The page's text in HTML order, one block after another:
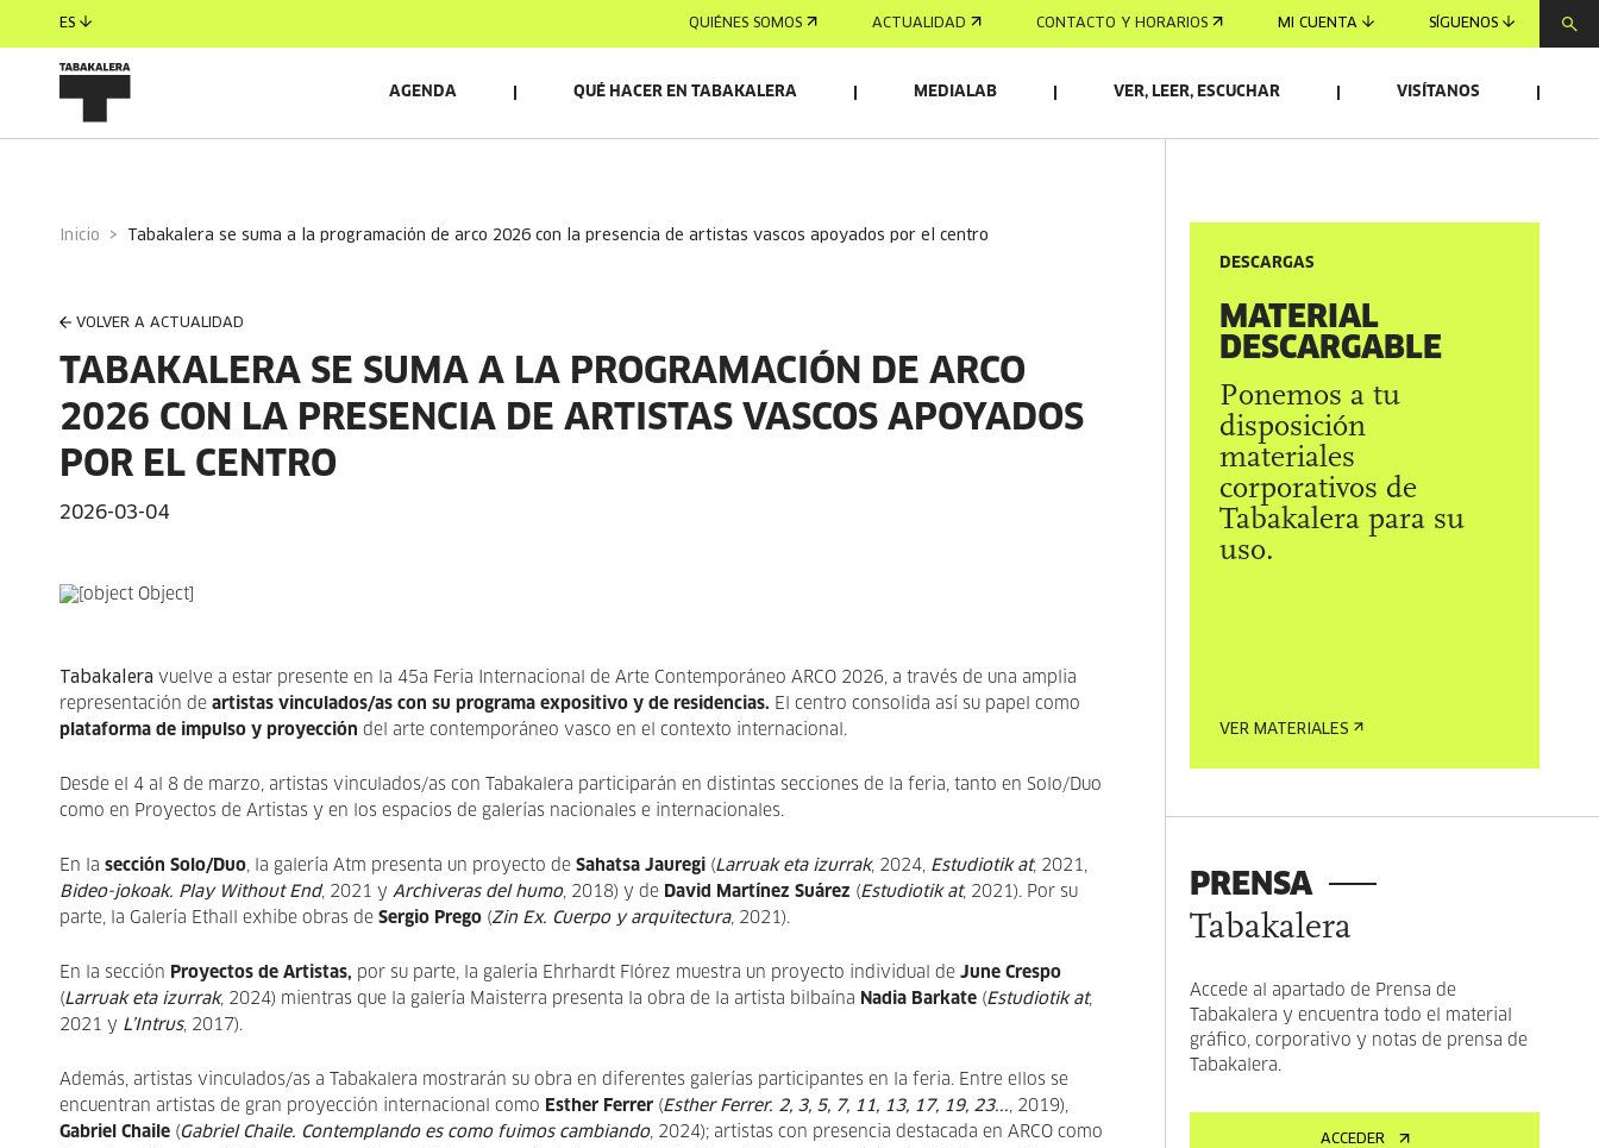
ES QUIÉNES SOMOS ACTUALIDAD CONTACTO Y HORARIOS MI CUENTA SÍGUENOS
AGENDA QUÉ HACER EN TABAKALERA MEDIALAB VER, LEER, ESCUCHAR VISÍTANOS
Inicio tabakalera se suma a la programación de arco 2026 con la presencia de artistas vascos apoyados por el centro
VOLVER A ACTUALIDAD
TABAKALERA SE SUMA A LA PROGRAMACIÓN DE ARCO
2026 CON LA PRESENCIA DE ARTISTAS VASCOS APOYADOS
POR EL CENTRO
2026-03-04
Tabakalera vuelve a estar presente en la 45a Feria Internacional de Arte Contemporáneo ARCO 2026, a través de una amplia
representación de artistas vinculados/as con su programa expositivo y de residencias. El centro consolida así su papel como
plataforma de impulso y proyección del arte contemporáneo vasco en el contexto internacional.
Desde el 4 al 8 de marzo, artistas vinculados/as con Tabakalera participarán en distintas secciones de la feria, tanto en Solo/Duo
como en Proyectos de Artistas y en los espacios de galerías nacionales e internacionales.
En la sección Solo/Duo, la galería Atm presenta un proyecto de Sahatsa Jauregi (Larruak eta izurrak, 2024, Estudiotik at, 2021,
Bideo-jokoak. Play Without End, 2021 y Archiveras del humo, 2018) y de David Martínez Suárez (Estudiotik at, 2021). Por su
parte, la Galería Ethall exhibe obras de Sergio Prego (Zin Ex. Cuerpo y arquitectura, 2021).
En la sección Proyectos de Artistas, por su parte, la galería Ehrhardt Flórez muestra un proyecto individual de June Crespo
(Larruak eta izurrak, 2024) mientras que la galería Maisterra presenta la obra de la artista bilbaína Nadia Barkate (Estudiotik at,
2021 y L’Intrus, 2017).
Además, artistas vinculados/as a Tabakalera mostrarán su obra en diferentes galerías participantes en la feria. Entre ellos se
encuentran artistas de gran proyección internacional como Esther Ferrer (Esther Ferrer. 2, 3, 5, 7, 11, 13, 17, 19, 23..., 2019),
Gabriel Chaile (Gabriel Chaile. Contemplando es como fuimos cambiando, 2024); artistas con presencia destacada en ARCO como
DESCARGAS
MATERIAL
DESCARGABLE
Ponemos a tu
disposición
materiales
corporativos de
Tabakalera para su
uso.
VER MATERIALES
PRENSA
Tabakalera
Accede al apartado de Prensa de
Tabakalera y encuentra todo el material
gráfico, corporativo y notas de prensa de
Tabakalera.
ACCEDER